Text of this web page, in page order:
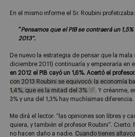
En el mismo informe el Sr. Roubini profetizaba:
“Pensamos que el PIB se contraerá un
2013”.
De nuevo la estrategia de pensar que la
diciembre 2011) continuaría y empeoraría en
en 2012 el PIB cayó un 1,6%. Acertó el profesor.
con 2013 Roubini se equivocó: la economía
1,4%, que es la mitad del 3%
. Y créanme,
3% y una del 1,3% hay muchísimas diferencia.
Me dirá el lector: “las opiniones son libres y
quiera, y también el profesor Roubini”. Cierto.
no hacen daño a nadie. Cuando tienes